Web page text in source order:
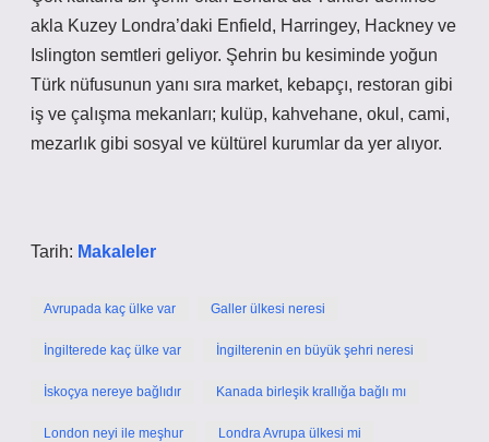
akla Kuzey Londra’daki Enfield, Harringey, Hackney ve
Islington semtleri geliyor. Şehrin bu kesiminde yoğun
Türk nüfusunun yanı sıra market, kebapçı, restoran gibi
iş ve çalışma mekanları; kulüp, kahvehane, okul, cami,
mezarlık gibi sosyal ve kültürel kurumlar da yer alıyor.
Tarih: Makaleler
Avrupada kaç ülke var Galler ülkesi neresi
İngilterede kaç ülke var İngilterenin en büyük şehri neresi
İskoçya nereye bağlıdır Kanada birleşik krallığa bağlı mı
London neyi ile meşhur Londra Avrupa ülkesi mi